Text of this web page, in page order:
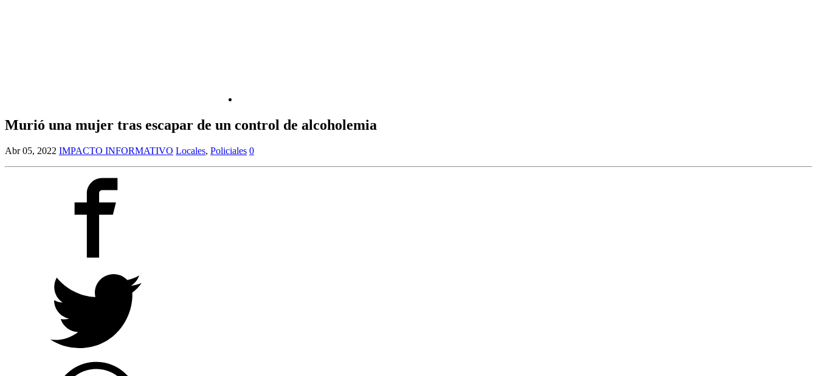
Murió una mujer tras escapar de un control de alcoholemia
Abr 05, 2022 IMPACTO INFORMATIVO Locales, Policiales 0